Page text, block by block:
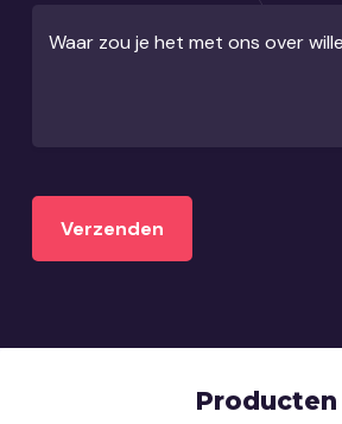
Waar zou je het met ons over
Producten